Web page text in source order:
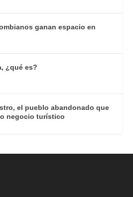
ganan espacio en
¿qué es?
el pueblo abandonado que
negocio turístico